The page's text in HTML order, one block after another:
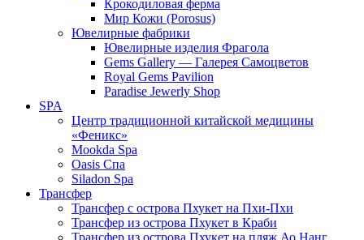
Крокодиловая ферма
Мир Кожи (Porosus)
Ювелирные фабрики
Ювелирные изделия Фрагола
Gems Gallery — Галерея Самоцветов
Royal Gems Pavilion
Paradise Jewerly Shop
SPA
Центр традиционной китайской медицины
«Феникс»
Mookda Spa
Oasis Спа
Siladon Spa
Трансфер
Трансфер с острова Пхукет на Пхи-Пхи
Трансфер из острова Пхукет в Краби
Трансфер из острова Пхукет на пляж Ао Нанг